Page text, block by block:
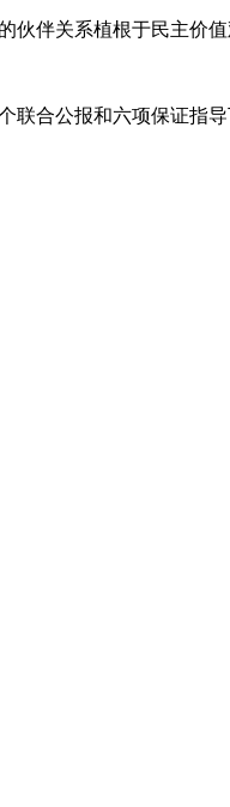
伙伴关系植根于民主价
联合公报和六项保证指